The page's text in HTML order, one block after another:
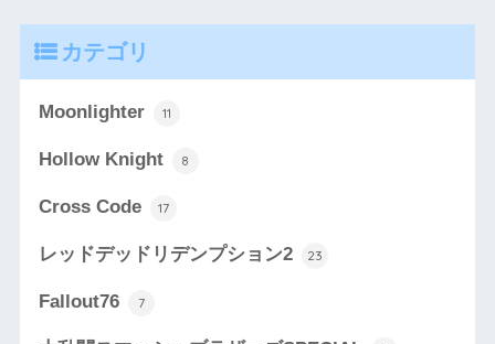
カテゴリ
Moonlighter 11
Hollow Knight 8
Cross Code 17
レッドデッドリデンプション2 23
Fallout76 7